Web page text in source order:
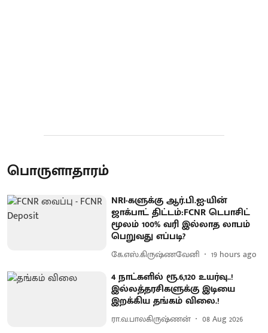
பொருளாதாரம்
NRI-களுக்கு ஆர்.பி.ஐ-யின்
ஜாக்பாட் திட்டம்:FCNR டெபாசிட்
மூலம் 100% வரி இல்லாத லாபம்
பெறுவது எப்படி?
கே.எஸ்.கிருஷ்ணவேனி 19 hours ago
4 நாட்களில் ரூ.6,120 உயர்வு..!
இல்லத்தரசிகளுக்கு இடியை
இறக்கிய தங்கம் விலை.!
ரா.வ.பாலகிருஷ்ணன் 08 Aug 2026